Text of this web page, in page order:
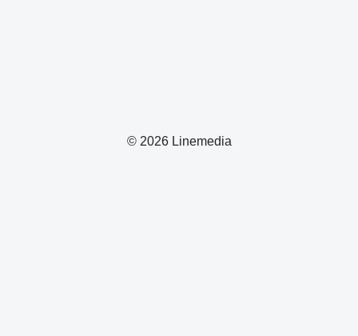
© 2026 Linemedia